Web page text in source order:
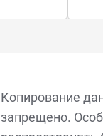
Копирование
запрещено.